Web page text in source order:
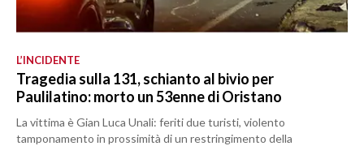
L’INCIDENTE
Tragedia sulla 131, schianto al bivio per
Paulilatino: morto un 53enne di Oristano
La vittima è Gian Luca Unali: feriti due turisti, violento
tamponamento in prossimità di un restringimento della